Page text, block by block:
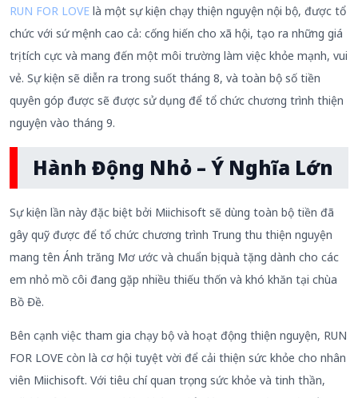
RUN FOR LOVE là một sự kiện chạy thiện nguyện nội bộ, được tổ
chức với sứ mệnh cao cả: cống hiến cho xã hội, tạo ra những giá
trị tích cực và mang đến một môi trường làm việc khỏe mạnh, vui
vẻ. Sự kiện sẽ diễn ra trong suốt tháng 8, và toàn bộ số tiền
quyên góp được sẽ được sử dụng để tổ chức chương trình thiện
nguyện vào tháng 9.
Hành Động Nhỏ – Ý Nghĩa Lớn
Sự kiện lần này đặc biệt bởi Miichisoft sẽ dùng toàn bộ tiền đã
gây quỹ được để tổ chức chương trình Trung thu thiện nguyện
mang tên Ánh trăng Mơ ước và chuẩn bị quà tặng dành cho các
em nhỏ mồ côi đang gặp nhiều thiếu thốn và khó khăn tại chùa
Bồ Đề.
Bên cạnh việc tham gia chạy bộ và hoạt động thiện nguyện, RUN
FOR LOVE còn là cơ hội tuyệt vời để cải thiện sức khỏe cho nhân
viên Miichisoft. Với tiêu chí quan trọng sức khỏe và tinh thần,